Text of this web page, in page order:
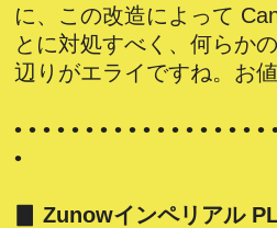
に、この改造によって
とに対処すべく、何らか
辺りがエライですね。お
• • • • • • • • • • • • • • • • • •
•
▊ Zunowインペリアル